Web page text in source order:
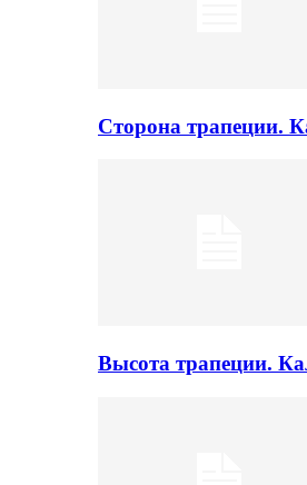
Сторона трапеции.
Высота трапеции.